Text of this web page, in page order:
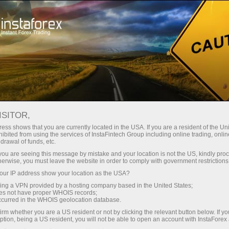
Acerca de InstaForex Noticias de la compañía
FECHAS DE VENCIMIENTOS
DE LOS CONTRATOS DE
FUTUROS EN DICIEMBRE DE
2021
shows that you are currently located in the USA. If you are a resident of the
from using the services of InstaFintech Group including online trading,
of funds, etc.
are seeing this message by mistake and your location is not the US, kindly
you must leave the website in order to comply with government
IP address show your location as the USA?
a VPN provided by a hosting company based in the United States;
not have proper WHOIS records;
in the WHOIS geolocation database.
whether you are a US resident or not by clicking the relevant button below. If
being a US resident, you will not be able to open an account with InstaForex